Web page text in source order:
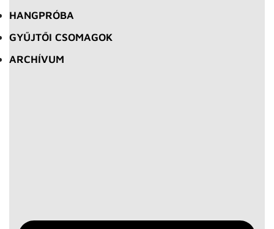
HANGPRÓBA
GYŰJTŐI CSOMAGOK
ARCHÍVUM